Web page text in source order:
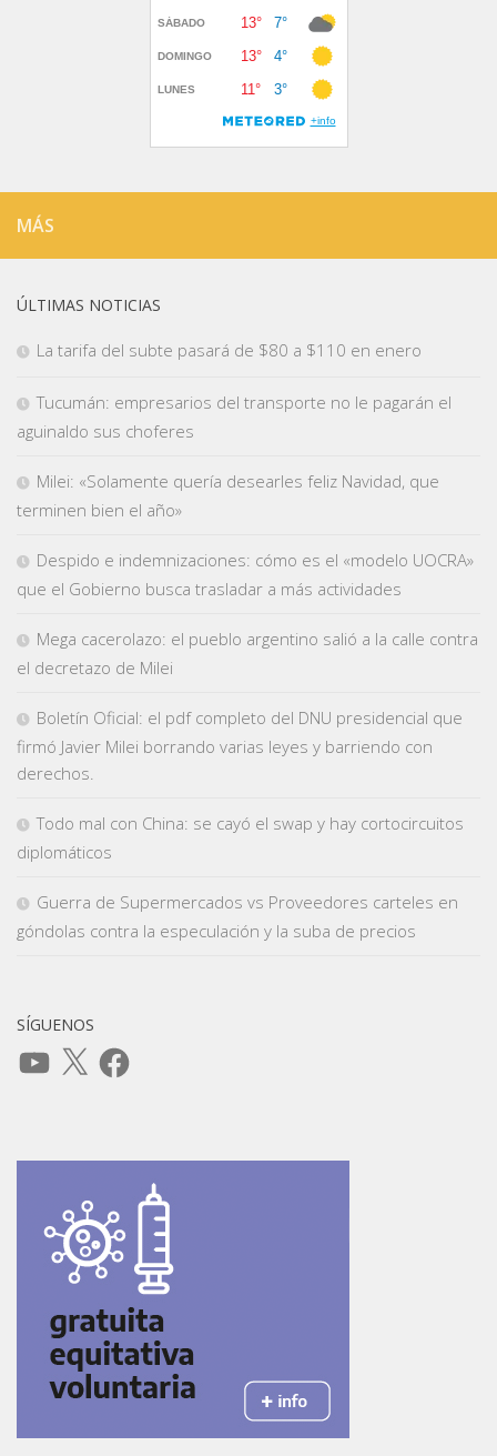
MÁS
ÚLTIMAS NOTICIAS
La tarifa del subte pasará de $80 a $110 en enero
Tucumán: empresarios del transporte no le pagarán el
aguinaldo sus choferes
Milei: «Solamente quería desearles feliz Navidad, que
terminen bien el año»
Despido e indemnizaciones: cómo es el «modelo UOCRA»
que el Gobierno busca trasladar a más actividades
Mega cacerolazo: el pueblo argentino salió a la calle contra
el decretazo de Milei
Boletín Oficial: el pdf completo del DNU presidencial que
firmó Javier Milei borrando varias leyes y barriendo con
derechos.
Todo mal con China: se cayó el swap y hay cortocircuitos
diplomáticos
Guerra de Supermercados vs Proveedores carteles en
góndolas contra la especulación y la suba de precios
SÍGUENOS
YouTube
X Facebook